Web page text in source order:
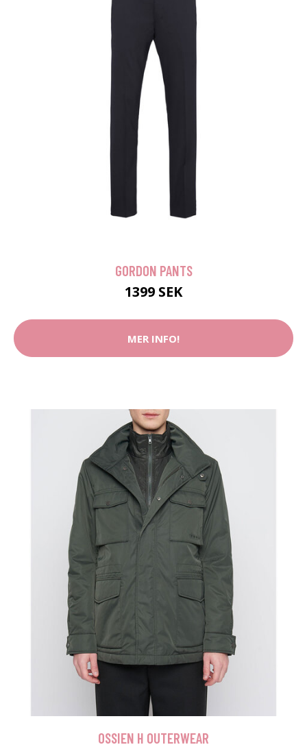
GORDON PANTS
1399 SEK
MER INFO!
OSSIEN H OUTERWEAR